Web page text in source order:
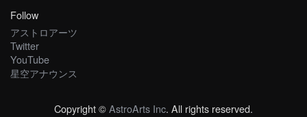
Follow
アストロアーツ
Twitter
YouTube
星空アナウンス
Copyright ©AstroArts Inc. All rights reserved.